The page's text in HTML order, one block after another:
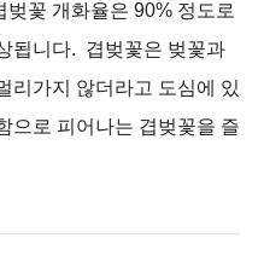
꽃 개화율은 90% 정도로
됩니다. 겹벚꽃은 벚꽃과
리가지 않더라고 도심에 있
으로 피어나는 겹벚꽃을 즐